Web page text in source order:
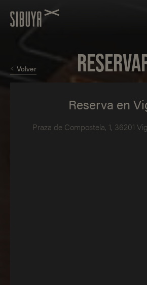
Volver
Reserva en
Praza de Compostela, 1, 36201